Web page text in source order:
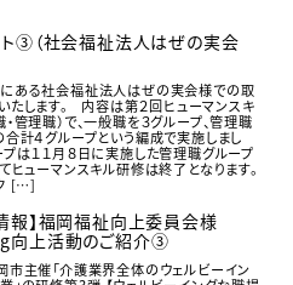
③（社会福祉法人はぜの実会
ある社会福祉法人はぜの実会様での取
たします。 内容は第２回ヒューマンスキ
管理職）で、一般職を３グループ、管理職
合計４グループという編成で実施しまし
プは１１月８日に実施した管理職グループ
ヒューマンスキル研修は終了となります。
[…]
報】福岡福祉向上委員会様
上活動のご紹介③
主催「介護業界全体のウェルビーイン